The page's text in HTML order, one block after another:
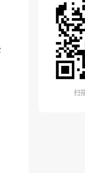
扫